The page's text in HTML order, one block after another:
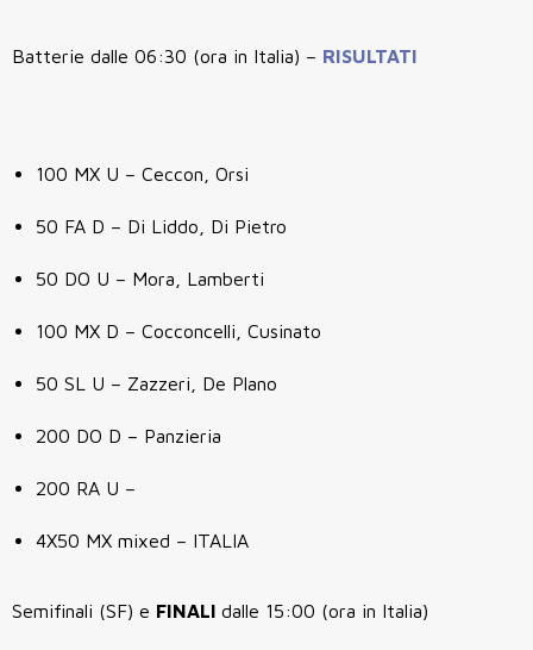
Batterie dalle 06:30 (ora in Italia) – RISULTATI
100 MX U – Ceccon, Orsi
50 FA D – Di Liddo, Di Pietro
50 DO U – Mora, Lamberti
100 MX D – Cocconcelli, Cusinato
50 SL U – Zazzeri, De Plano
200 DO D – Panzieria
200 RA U –
4X50 MX mixed – ITALIA
Semifinali (SF) e FINALI dalle 15:00 (ora in Italia)